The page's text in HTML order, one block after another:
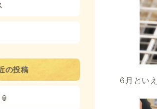
の投稿
6月とい